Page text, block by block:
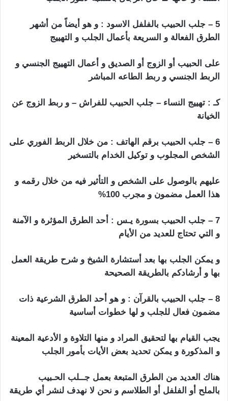
5 – جلب الحبيب بالفلفل الاسود : و هو أيضاً من أشهر
الطرق الفعالة و السريعة بأعمال الجلب و التهييج
على الحبيب أو الزوج أو الصديق و أعمال التهييج الجنسي و
الربط الجنسي و ربط الطاعه المباشر
كـ : تهييج النساء – جلب الحبيب للفراش – و ربط الزوج عن
الخيانة
6 – جلب الحبيب برقم الهاتف : من خلال الربط الفوري على
الشخص المجلوب و توكيل الخدام بالتسخير
عليهم بالوصول على الشخص و التأثير فيه من خلال رقمه و
هذا العمل مضمون و مجرب 100%
7 – جلب الحبيب بسورة يـس : أحد الطرق المؤثرة و الآمنة
و التي تحتاج للعديد من الأيام
و يمكن الجلب بها بعد أستشارة الشيخ و شرح طريقة العمل
بها و أرشادكم بالطريقة الصحيحة
8 – جلب الحبيب بالقرآن : و هو أحد الطرق الشرعية ذات
مضمون فعال للجلب و لها خطوات أساسية
يجب القيام بها لتحقيق المراد و منها التلاوة و الأدعية المعينة
و المذكورة و يمكن تحديد بعض الأيات بأمور الجلب
هناك العديد من الطرق المتبعة بعمل جــلب الحـبيب
بالملح أو الفلفل أو الطلاسم و نحن لا نهدف لنشر أي طريقة